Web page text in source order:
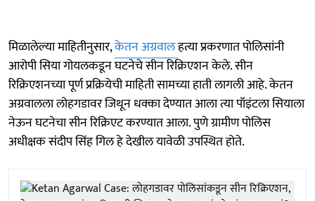
मिळालेल्या माहितीनुसार,केतन अग्रवालहत्या प्रकरणात पोलिसांनी
आरोपी सिया गोयलकडून घटनेचे सीन रिक्रिएशन केले. सीन
रिक्रिएशनच्या पूर्ण प्रक्रियेची माहिती सामच्या हाती लागली आहे. केतन
अग्रवालला लोहगडावर जिथून धक्का देण्यात आला त्या पॉइंटला सियाला
नेऊन घटनेचा सीन रिक्रिएट करण्यात आला. पुणे ग्रामीण पोलिस
अधीक्षक संदीप सिंह गिल हे देखील यावेळी उपस्थित होते.